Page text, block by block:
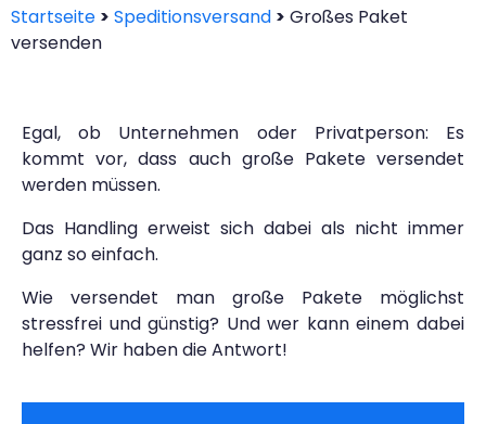
Startseite > Speditionsversand > Großes Paket
versenden
Egal, ob Unternehmen oder Privatperson: Es
kommt vor, dass auch große Pakete versendet
werden müssen.
Das Handling erweist sich dabei als nicht immer
ganz so einfach.
Wie versendet man große Pakete möglichst
stressfrei und günstig? Und wer kann einem dabei
helfen? Wir haben die Antwort!